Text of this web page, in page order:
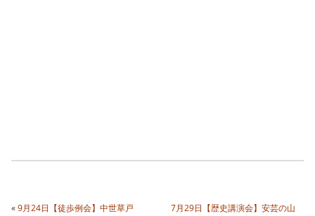
«9月24日【徒歩例会】中世草戸
7月29日【歴史講演会】安芸の山